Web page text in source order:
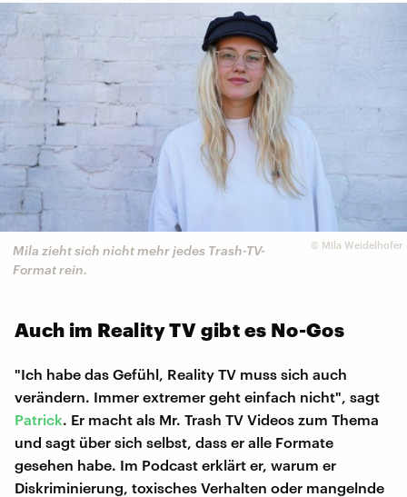
© Mila Weidelhofer
Mila zieht sich nicht mehr jedes Trash-TV-
Format rein.
Auch im Reality TV gibt es No-Gos
"Ich habe das Gefühl, Reality TV muss sich auch
verändern. Immer extremer geht einfach nicht", sagt
Patrick. Er macht als Mr. Trash TV Videos zum Thema
und sagt über sich selbst, dass er alle Formate
gesehen habe. Im Podcast erklärt er, warum er
Diskriminierung, toxisches Verhalten oder mangelnde